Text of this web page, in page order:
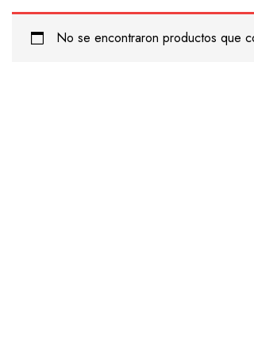
No se encontraron productos que